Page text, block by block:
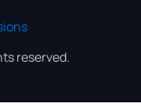
reserved.